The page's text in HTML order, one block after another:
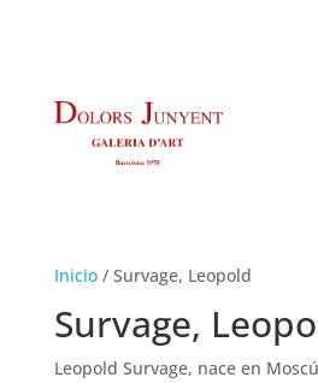
Inicio/ Survage, Leopold
Survage,
Leopold Survage, nace en